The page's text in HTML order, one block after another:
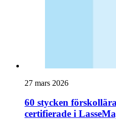
27 mars 2026
60 stycken
certifierade i